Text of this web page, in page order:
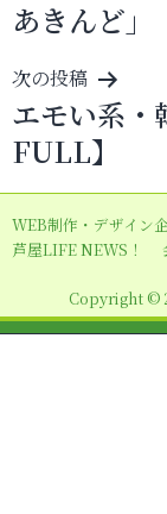
ナ
ビ
ゲ
ー
シ
ョ
ン
あきんど」
次の投稿
エモい系・
FULL】
WEB制作・デザイン
芦屋LIFE NEWS！
Copyright ©